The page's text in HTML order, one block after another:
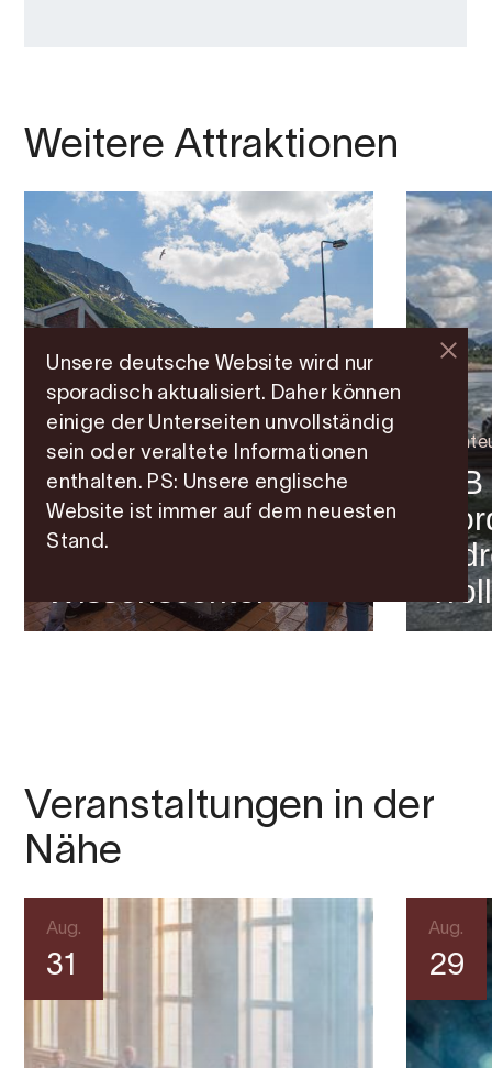
Weitere Attraktionen
Familie
KraftLaben
Veranstaltungen in der
Nähe
Aug.
31
Aug.
29
Unsere deutsche Website wird nur
sporadisch aktualisiert. Daher können
einige der Unterseiten unvollständig
sein oder veraltete Informationen
enthalten. PS: Unsere englische
Website ist immer auf dem neuesten
Stand.